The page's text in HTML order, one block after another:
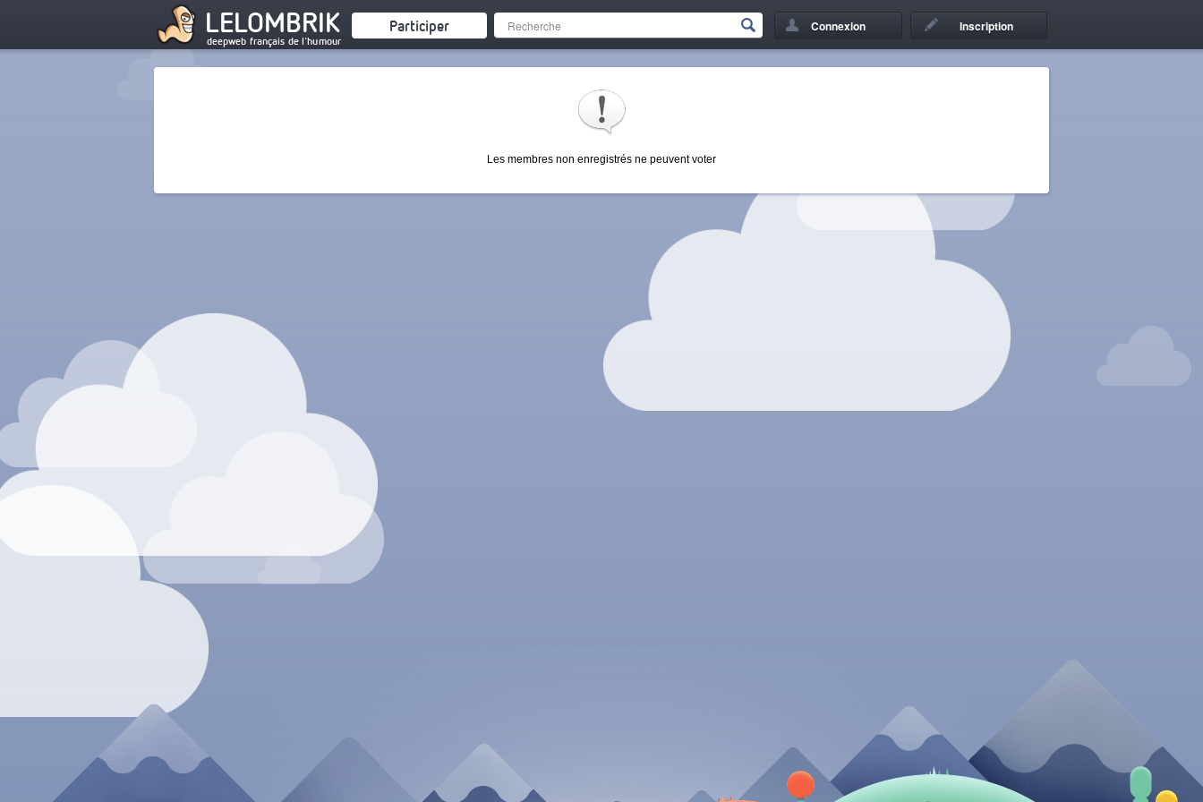
LELOMBRIK
deepweb français de l'humour
Participer Connexion Inscription
Les membres non enregistrés ne peuvent voter